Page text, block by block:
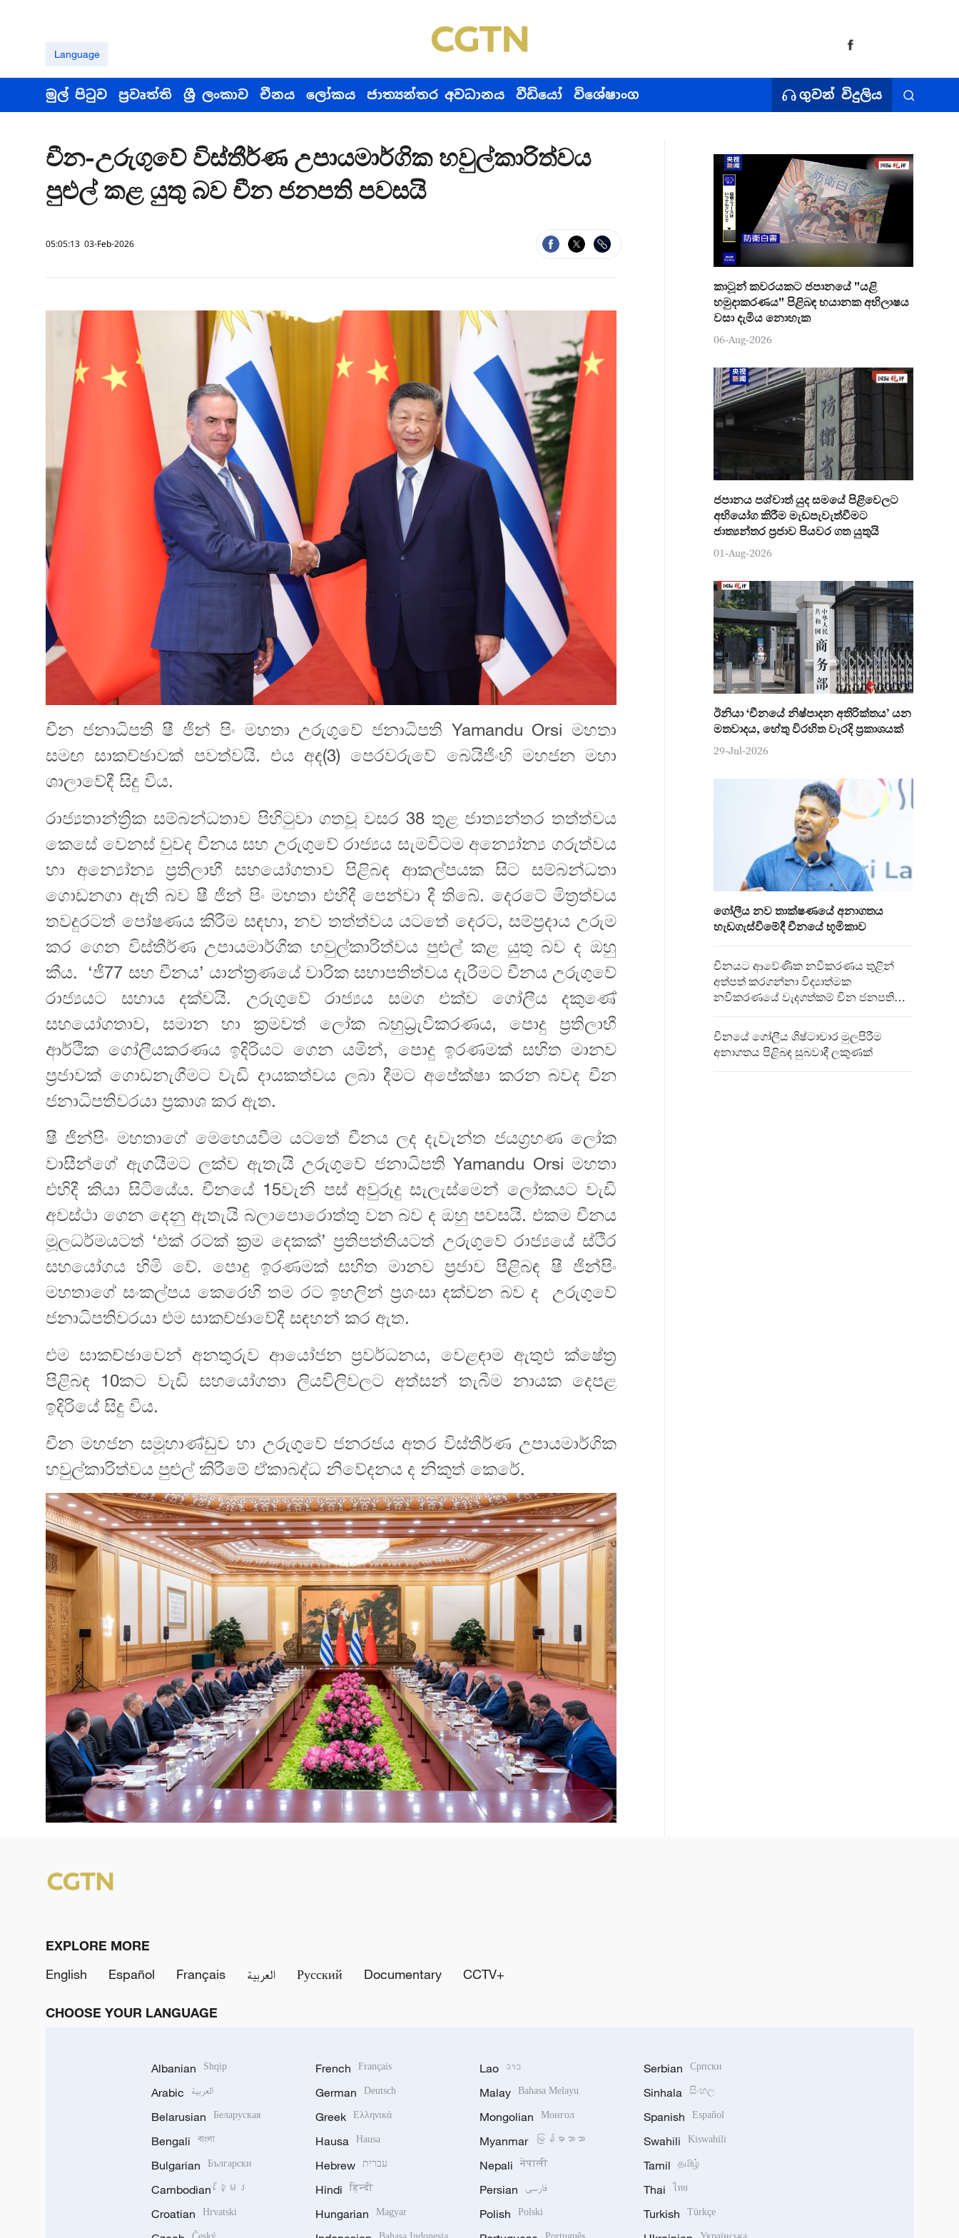
Language
මුල් පිටුව ප්‍රවෘත්ති ශ්‍රී ලංකාව චීනය ලෝකය ජාත්‍යන්තර අවධානය වීඩියෝ විශේෂාංග ගුවන් විදුලිය
චීන-උරුගුවේ විස්තීර්ණ උපායමාර්ගික හවුල්කාරිත්වය
පුළුල් කළ යුතු බව චීන ජනපති පවසයි
05:05:13 03-Feb-2026
චීන ජනාධිපති ෂී ජින් පිං මහතා උරුගුවේ ජනාධිපති Yamandu Orsi මහතා
සමඟ සාකච්ඡාවක් පවත්වයි. එය අද(3) පෙරවරුවේ බෙයිජිංහි මහජන මහා
ශාලාවේදී සිදු විය.
රාජ්‍යතාන්ත්‍රික සම්බන්ධතාව පිහිටුවා ගතවූ වසර 38 තුළ ජාත්‍යන්තර තත්ත්වය
කෙසේ වෙනස් වුවද චීනය සහ උරුගුවේ රාජ්‍යය සැමවිටම අන්‍යෝන්‍ය ගරුත්වය
හා අන්‍යෝන්‍ය ප්‍රතිලාභී සහයෝගතාව පිළිබඳ ආකල්පයක සිට සම්බන්ධතා
ගොඩනගා ඇති බව ෂී ජින් පිං මහතා එහිදී පෙන්වා දී තිබේ. දෙරටේ මිත්‍රත්වය
තවදුරටත් පෝෂණය කිරීම සඳහා, නව තත්ත්වය යටතේ දෙරට, සම්ප්‍රදාය උරුම
කර ගෙන විස්තීර්ණ උපායමාර්ගික හවුල්කාරිත්වය පුළුල් කළ යුතු බව ද ඔහු
කීය. ‘ජී77 සහ චීනය’ යාන්ත්‍රණයේ වාරික සභාපතිත්වය දැරීමට චීනය උරුගුවේ
රාජ්‍යයට සහාය දක්වයි. උරුගුවේ රාජ්‍යය සමග එක්ව ගෝලීය දකුණේ
සහයෝගතාව, සමාන හා ක්‍රමවත් ලෝක බහුධ්‍රැවීකරණය, පොදු ප්‍රතිලාභී
ආර්ථික ගෝලීයකරණය ඉදිරියට ගෙන යමින්, පොදු ඉරණමක් සහිත මානව
ප්‍රජාවක් ගොඩනැගීමට වැඩි දායකත්වය ලබා දීමට අපේක්ෂා කරන බවද චීන
ජනාධිපතිවරයා ප්‍රකාශ කර ඇත.
ෂී ජින්පිං මහතාගේ මෙහෙයවීම යටතේ චීනය ලද දැවැන්ත ජයග්‍රහණ ලෝක
වාසීන්ගේ ඇගයීමට ලක්ව ඇතැයි උරුගුවේ ජනාධිපති Yamandu Orsi මහතා
එහිදී කියා සිටියේය. චීනයේ 15වැනි පස් අවුරුදු සැලැස්මෙන් ලෝකයට වැඩි
අවස්ථා ගෙන දෙනු ඇතැයි බලාපොරොත්තු වන බව ද ඔහු පවසයි. එකම චීනය
මූලධර්මයටත් ‘එක් රටක් ක්‍රම දෙකක්’ ප්‍රතිපත්තියටත් උරුගුවේ රාජ්‍යයේ ස්ථිර
සහයෝගය හිමි වේ. පොදු ඉරණමක් සහිත මානව ප්‍රජාව පිළිබඳ ෂී ජින්පිං
මහතාගේ සංකල්පය කෙරෙහි තම රට ඉහලින් ප්‍රශංසා දක්වන බව ද උරුගුවේ
ජනාධිපතිවරයා එම සාකච්ඡාවේදී සඳහන් කර ඇත.
එම සාකච්ඡාවෙන් අනතුරුව ආයෝජන ප්‍රවර්ධනය, වෙළඳාම ඇතුළු ක්ෂේත්‍ර
පිළිබඳ 10කට වැඩි සහයෝගතා ලියවිලිවලට අත්සන් තැබීම නායක දෙපළ
ඉදිරියේ සිදු විය.
චීන මහජන සමූහාණ්ඩුව හා උරුගුවේ ජනරජය අතර විස්තීර්ණ උපායමාර්ගික
හවුල්කාරිත්වය පුළුල් කිරීමේ ඒකාබද්ධ නිවේදනය ද නිකුත් කෙරේ.
කාටූන් කවරයකට ජපානයේ "යළි
හමුදාකරණය" පිළිබඳ භයානක අභිලාෂය
වසා දැමිය නොහැක
06-Aug-2026
ජපානය පශ්චාත් යුද සමයේ පිළිවෙලට
අභියෝග කිරීම මැඩපැවැත්වීමට
ජාත්‍යන්තර ප්‍රජාව පියවර ගත යුතුයි
01-Aug-2026
ඊනියා ‘චීනයේ නිෂ්පාදන අතිරික්තය’ යන
මතවාදය, හේතු විරහිත වැරදි ප්‍රකාශයක්
29-Jul-2026
ගෝලීය නව තාක්ෂණයේ අනාගතය
හැඩගැස්වීමේදී චීනයේ භූමිකාව
චීනයට ආවේණික නවීකරණය තුළින්
අත්පත් කරගන්නා විද්‍යාත්මක
නවීකරණයේ වැදගත්කම් චීන ජනපති
අවධාරණය කරයි
චීනයේ ගෝලීය ශිෂ්ටාචාර මුලපිරීම
අනාගතය පිළිබඳ සුබවාදී ලකුණක්
EXPLORE MORE
English
Español Français العربية Русский Documentary CCTV+
CHOOSE YOUR LANGUAGE
Albanian Shqip
Arabic العربية
Belarusian Беларуская
Bengali বাংলা
Bulgarian Български
Cambodian ខ្មែរ
Croatian Hrvatski
French Français
German Deutsch
Greek Ελληνικά
Hausa Hausa
Hebrew עברית
Hindi हिन्दी
Hungarian Magyar
Lao ລາວ
Malay Bahasa Melayu
Mongolian Монгол
Myanmar မြန်မာဘာသာ
Nepali नेपाली
Persian فارسی
Polish Polski
Serbian Српски
Sinhala සිංහල
Spanish Español
Swahili Kiswahili
Tamil தமிழ்
Thai ไทย
Turkish Türkçe